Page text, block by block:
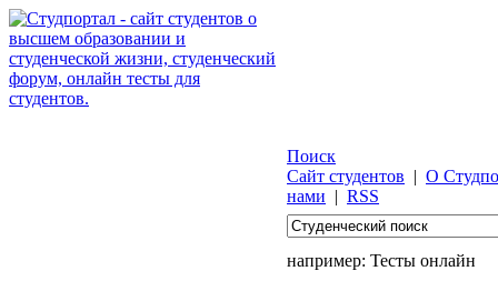
Поиск
Сайт студентов | О
нами | RSS
например: Тесты онлайн